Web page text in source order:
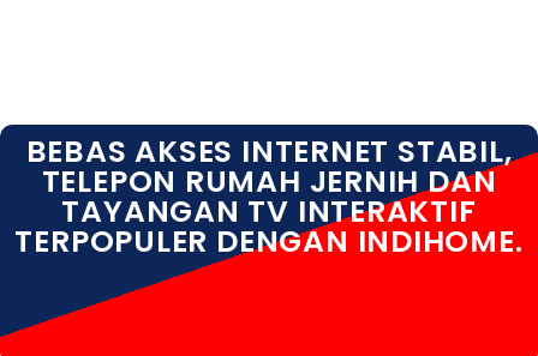
BEBAS AKSES INTERNET STABIL,
TELEPON RUMAH JERNIH DAN
TAYANGAN TV INTERAKTIF
TERPOPULER DENGAN INDIHOME.